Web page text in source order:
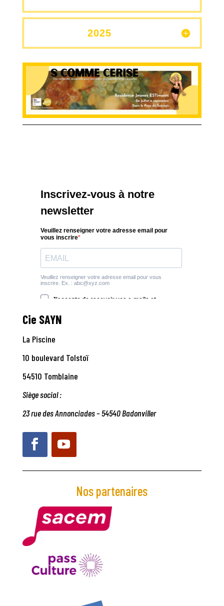
2025
Cie SAYN
La Piscine
10 boulevard Tolstoï
54510 Tomblaine
Siège social :
23 rue des Annonciades – 54540 Badonviller
Nos partenaires